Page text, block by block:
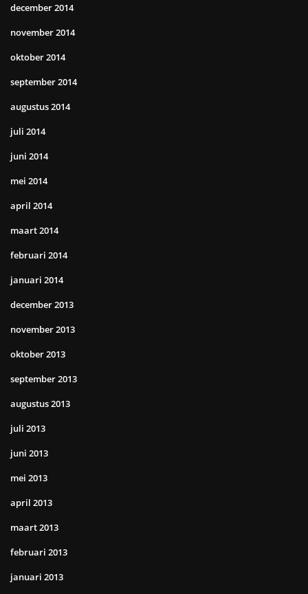
december 2014
november 2014
oktober 2014
september 2014
augustus 2014
juli 2014
juni 2014
mei 2014
april 2014
maart 2014
februari 2014
januari 2014
december 2013
november 2013
oktober 2013
september 2013
augustus 2013
juli 2013
juni 2013
mei 2013
april 2013
maart 2013
februari 2013
januari 2013